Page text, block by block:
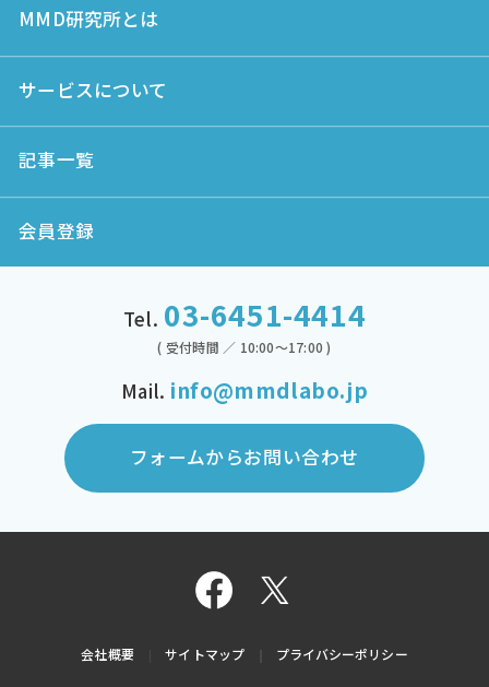
MMD研究所とは
サービスについて
記事一覧
会員登録
Tel. 03-6451-4414
( 受付時間 ／ 10:00～17:00 )
Mail. info@mmdlabo.jp
フォームからお問い合わせ
会社概要 サイトマップ プライバシーポリシー